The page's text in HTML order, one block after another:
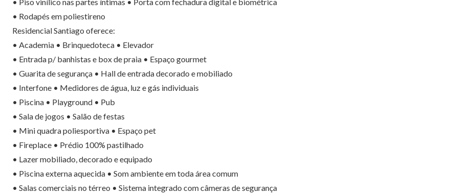
• Rodapés em poliestireno
Residencial Santiago oferece:
• Academia • Brinquedoteca • Elevador
• Entrada p/ banhistas e box de praia • Espaço gourmet
• Guarita de segurança • Hall de entrada decorado e mobiliado
• Interfone • Medidores de água, luz e gás individuais
• Piscina • Playground • Pub
• Sala de jogos • Salão de festas
• Mini quadra poliesportiva • Espaço pet
• Fireplace • Prédio 100% pastilhado
• Lazer mobiliado, decorado e equipado
• Piscina externa aquecida • Som ambiente em toda área comum
• Salas comerciais no térreo • Sistema integrado com câmeras de segurança